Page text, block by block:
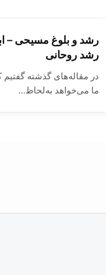
رشد و بلوغ مسیحی –
رشد روحانی
در مقاله‌های گذشته گفتیم
ما می‌خواهد به‌لحاظ…